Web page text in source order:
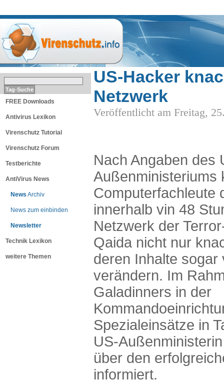
FREE Downloads
Antivirus Lexikon
Virenschutz Tutorial
Virenschutz Forum
Testberichte
AntiVirus News
News Archiv
News zum einbinden
Newsletter
Technik Lexikon
weitere Themen
US-Hacker
Netzwerk
Veröffentlicht am Freitag,
Nach Angaben des
Außenministeriums
Computerfachleute
innerhalb vin 48
Netzwerk der
Qaida nicht nur
deren Inhalte sogar
verändern. Im
Galadinners in der
Spezialeinsätze in
US-
über den
informiert.